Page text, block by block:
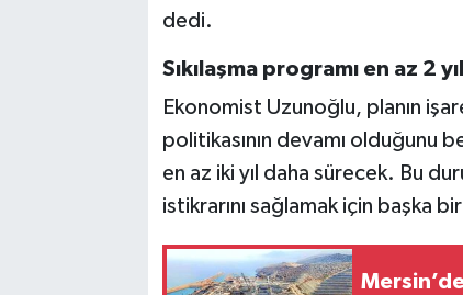
dedi.
Sıkılaşma programı en az 2
Ekonomist Uzunoğlu, planın
politikasının devamı olduğunu
en az iki yıl daha sürecek. Bu
istikrarını sağlamak için başka